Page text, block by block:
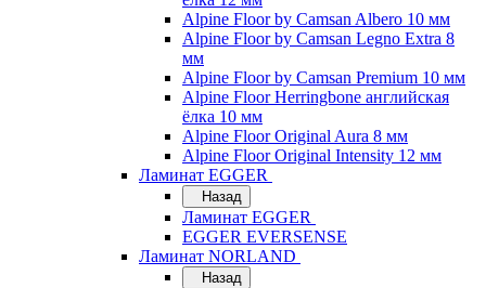
Alpine Floor by Camsan Albero 10 мм
Alpine Floor by Camsan Legno Extra 8
мм
Alpine Floor by Camsan Premium 10 мм
Alpine Floor Herringbone английская
ёлка 10 мм
Alpine Floor Original Aura 8 мм
Alpine Floor Original Intensity 12 мм
Ламинат EGGER
Назад
Ламинат EGGER
EGGER EVERSENSE
Ламинат NORLAND
Назад